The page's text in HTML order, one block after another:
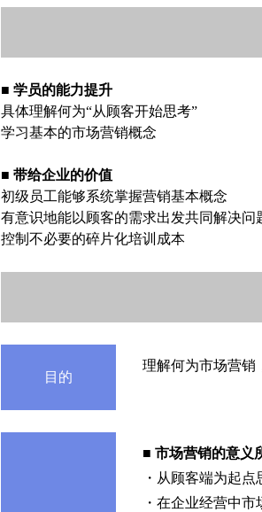
■ 学员的能力提升
具体理解何为“从顾客开始思考”
学习基本的市场营销概念
■ 带给企业的价值
初级员工能够系统掌握营销基本概念
有意识地能以顾客的需求出发共同解决问
控制不必要的碎片化培训成本
目的
理解何为市场营销
■ 市场营销的意义
・从顾客端为起
・在企业经营中